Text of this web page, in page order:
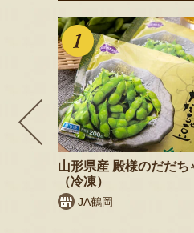
山形県産 殿様のだだち
（冷凍）
JA鶴岡